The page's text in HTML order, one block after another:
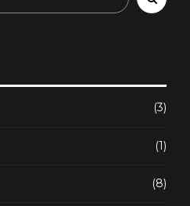
(3)
(1)
(8)